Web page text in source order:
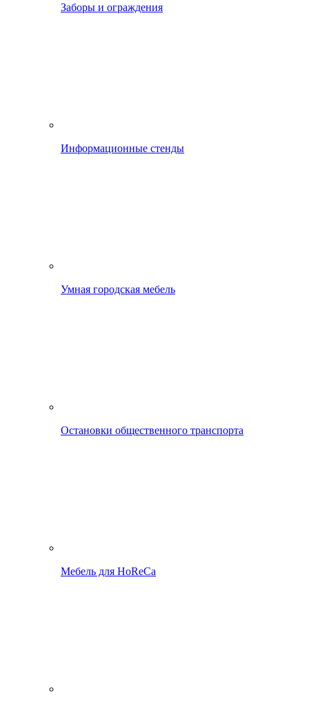
Заборы и ограждения
Информационные стенды
Умная городская мебель
Остановки общественного транспорта
Мебель для HoReCa